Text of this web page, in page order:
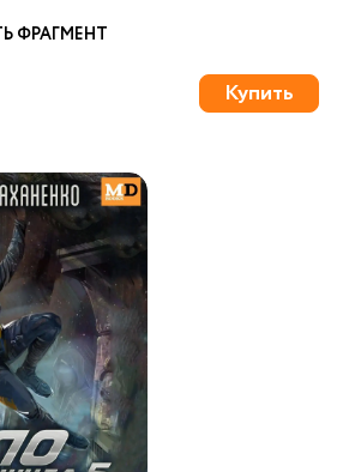
ФРАГМЕНТ
Купить